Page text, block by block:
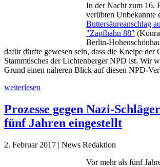
In der Nacht zum 16.
verübten Unbekannte
Buttersäureanschlag
"Zapfhahn 88"
Berlin-
dafür dürfte gewesen sein, dass die Kneipe der
Stammtisches der Lichtenberger NPD ist. Wir
Grund einen näheren Blick auf diesen NPD-
weiterlesen
Prozesse gegen Nazi-
fünf Jahren eingestellt
2. Februar 2017 | News Redaktion
Vor mehr als fünf